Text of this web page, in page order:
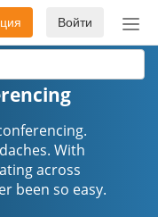
Войти
​​​​​​​With
across
been so easy.